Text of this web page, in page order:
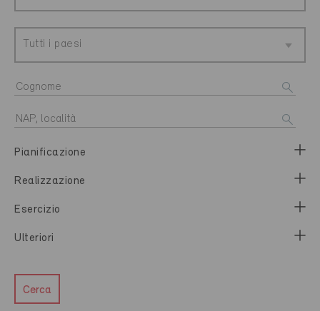
Tutti i paesi
Pianificazione
Realizzazione
Esercizio
Ulteriori
Cerca